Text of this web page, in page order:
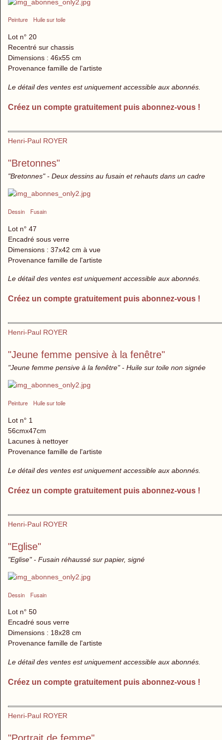
Peinture Huile sur toile
Lot n° 20
Recentré sur chassis
Dimensions : 46x55 cm
Provenance famille de l'artiste
Le détail des ventes est uniquement accessible aux abonnés.
Créez un compte gratuitement puis abonnez-vous !
Henri-Paul ROYER
"Bretonnes"
"Bretonnes" - Deux dessins au fusain et rehauts dans un cadre
Dessin Fusain
Lot n° 47
Encadré sous verre
Dimensions : 37x42 cm à vue
Provenance famille de l'artiste
Le détail des ventes est uniquement accessible aux abonnés.
Créez un compte gratuitement puis abonnez-vous !
Henri-Paul ROYER
"Jeune femme pensive à la fenêtre"
"Jeune femme pensive à la fenêtre" - Huile sur toile non signée
Peinture Huile sur toile
Lot n° 1
56cmx47cm
Lacunes à nettoyer
Provenance famille de l'artiste
Le détail des ventes est uniquement accessible aux abonnés.
Créez un compte gratuitement puis abonnez-vous !
Henri-Paul ROYER
"Eglise"
"Eglise" - Fusain réhaussé sur papier, signé
Dessin Fusain
Lot n° 50
Encadré sous verre
Dimensions : 18x28 cm
Provenance famille de l'artiste
Le détail des ventes est uniquement accessible aux abonnés.
Créez un compte gratuitement puis abonnez-vous !
Henri-Paul ROYER